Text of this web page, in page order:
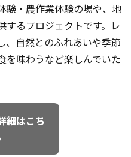
験・農作業体験の場や、地
するプロジェクトです。レ
、自然とのふれあいや季節
を味わうなど楽しんでいた
細はこち